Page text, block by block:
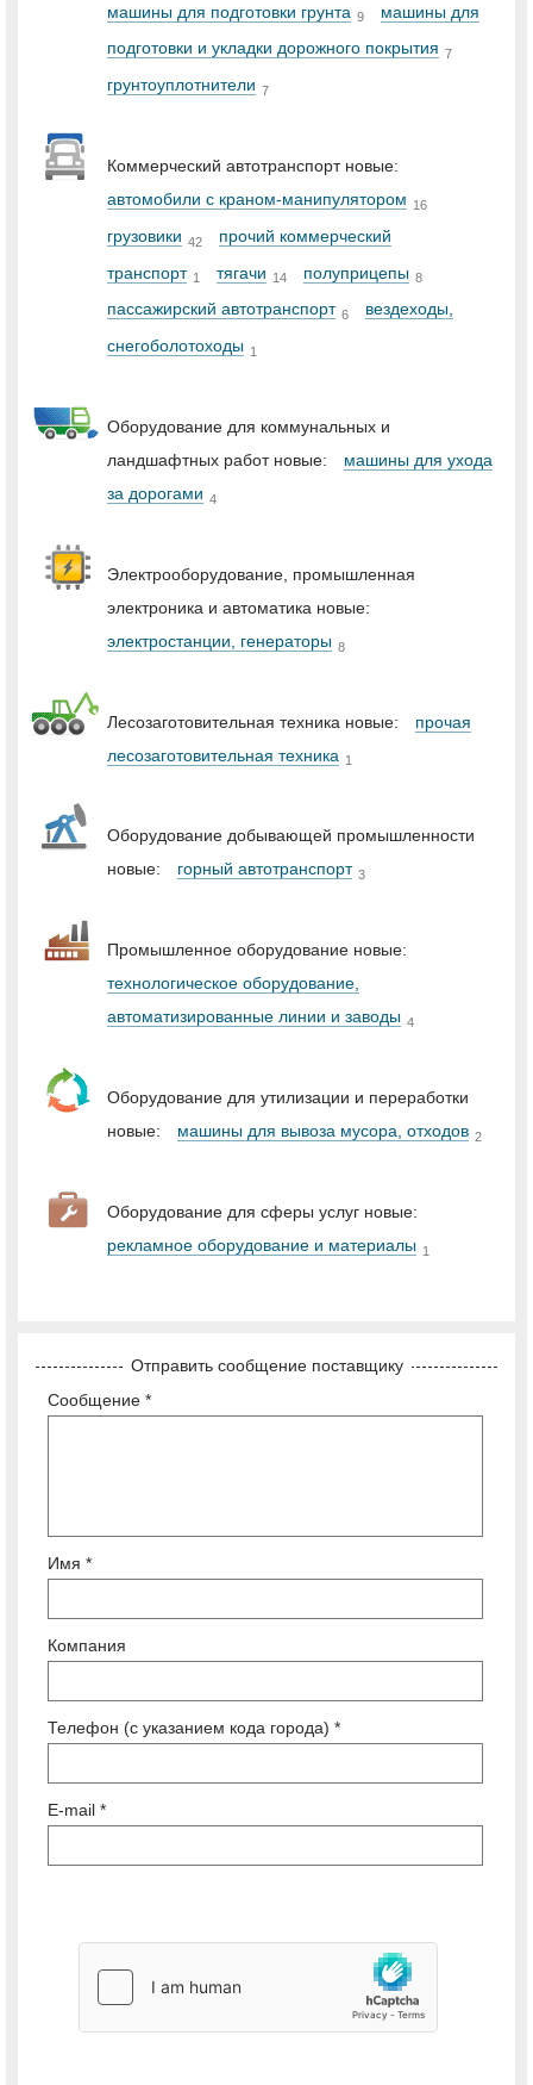
машины для подготовки грунта 9
машины для
подготовки и укладки дорожного покрытия 7
грунтоуплотнители 7
Коммерческий автотранспорт новые:
автомобили с краном-манипулятором 16
грузовики 42
прочий коммерческий
транспорт 1 тягачи 14 полуприцепы 8
пассажирский автотранспорт 6
вездеходы,
снегоболотоходы 1
Оборудование для коммунальных и
ландшафтных работ новые:
машины для ухода
за дорогами 4
Электрооборудование, промышленная
электроника и автоматика новые:
электростанции, генераторы 8
Лесозаготовительная техника новые:
прочая
лесозаготовительная техника 1
Оборудование добывающей промышленности
новые:
горный автотранспорт 3
Промышленное оборудование новые:
технологическое оборудование,
автоматизированные линии и заводы 4
Оборудование для утилизации и переработки
новые:
машины для вывоза мусора, отходов 2
Оборудование для сферы услуг новые:
рекламное оборудование и материалы 1
Отправить сообщение поставщику
Сообщение *
Имя *
Компания
Телефон (с указанием кода города) *
E-mail *